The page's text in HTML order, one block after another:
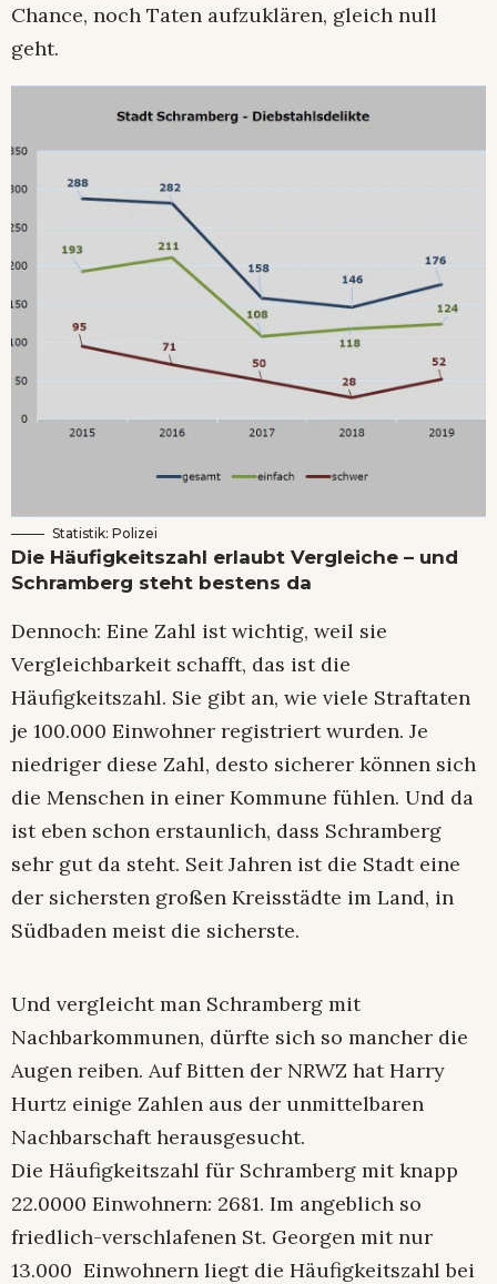
Chance, noch Taten aufzuklären, gleich null
geht.
Statistik: Polizei
Die Häufigkeitszahl erlaubt Vergleiche – und
Schramberg steht bestens da
Dennoch: Eine Zahl ist wichtig, weil sie
Vergleichbarkeit schafft, das ist die
Häufigkeitszahl. Sie gibt an, wie viele Straftaten
je 100.000 Einwohner registriert wurden. Je
niedriger diese Zahl, desto sicherer können sich
die Menschen in einer Kommune fühlen. Und da
ist eben schon erstaunlich, dass Schramberg
sehr gut da steht. Seit Jahren ist die Stadt eine
der sichersten großen Kreisstädte im Land, in
Südbaden meist die sicherste.
Und vergleicht man Schramberg mit
Nachbarkommunen, dürfte sich so mancher die
Augen reiben. Auf Bitten der NRWZ hat Harry
Hurtz einige Zahlen aus der unmittelbaren
Nachbarschaft herausgesucht.
Die Häufigkeitszahl für Schramberg mit knapp
22.0000 Einwohnern: 2681. Im angeblich so
friedlich-verschlafenen St. Georgen mit nur
13.000 Einwohnern liegt die Häufigkeitszahl bei